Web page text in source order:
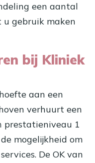
een aantal
u gebruik maken
bij Kliniek
aan een
verhuurt een
prestatieniveau 1
mogelijkheid om
De OK van